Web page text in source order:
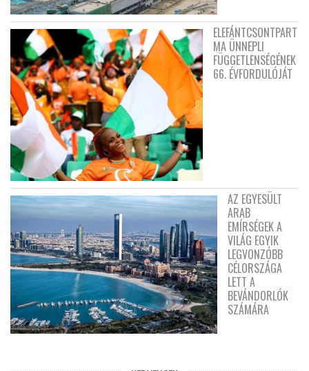
ELEFÁNTCSONTPART
MA ÜNNEPLI
FÜGGETLENSÉGÉNEK
66. ÉVFORDULÓJÁT
AZ EGYESÜLT
ARAB
EMÍRSÉGEK A
VILÁG EGYIK
LEGVONZÓBB
CÉLORSZÁGA
LETT A
BEVÁNDORLÓK
SZÁMÁRA